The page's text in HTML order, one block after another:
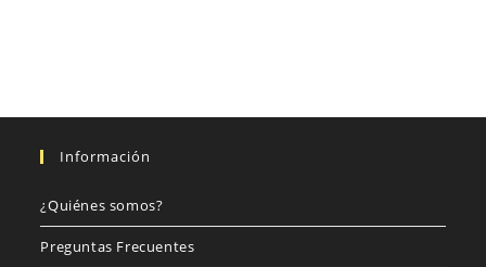
Información
¿Quiénes somos?
Preguntas Frecuentes